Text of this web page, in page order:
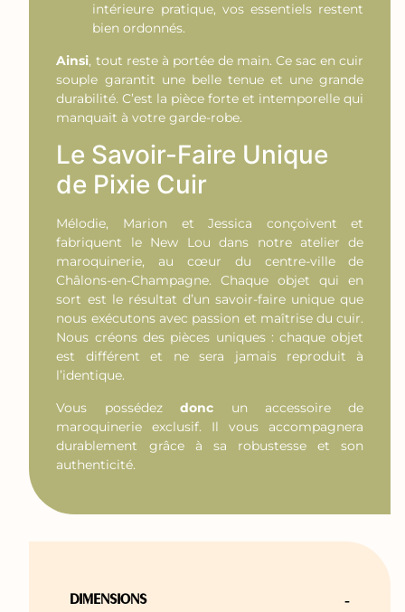
intérieure pratique, vos essentiels restent
bien ordonnés.
Ainsi, tout reste à portée de main. Ce sac en cuir
souple garantit une belle tenue et une grande
durabilité. C’est la pièce forte et intemporelle qui
manquait à votre garde-robe.
Le Savoir-Faire Unique
de Pixie Cuir
Mélodie, Marion et Jessica conçoivent et
fabriquent le New Lou dans notre atelier de
maroquinerie, au cœur du centre-ville de
Châlons-en-Champagne. Chaque objet qui en
sort est le résultat d’un savoir-faire unique que
nous exécutons avec passion et maîtrise du cuir.
Nous créons des pièces uniques : chaque objet
est différent et ne sera jamais reproduit à
l’identique.
Vous possédezdonc un accessoire de
maroquinerie exclusif. Il vous accompagnera
durablement grâce à sa robustesse et son
authenticité.
DIMENSIONS -